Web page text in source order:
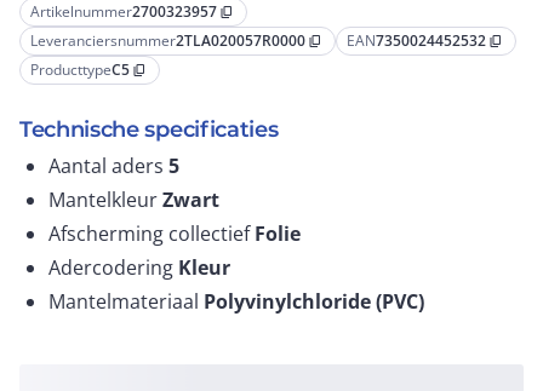
Artikelnummer2700323957 content_copy
Leveranciersnummer2TLA020057R0000 content_copy EAN7350024452532 content_copy
ProducttypeC5 content_copy
Technische specificaties
Aantal aders 5
MantelkleurZwart
Afscherming collectiefFolie
Adercodering Kleur
Mantelmateriaal Polyvinylchloride (PVC)